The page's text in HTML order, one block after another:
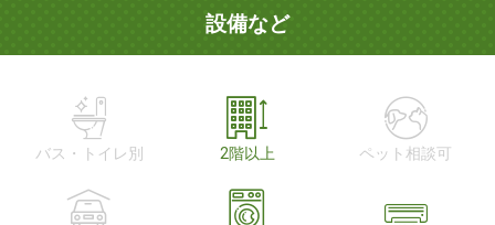
設備など
バス・トイレ別 2階以上 ペット相談可